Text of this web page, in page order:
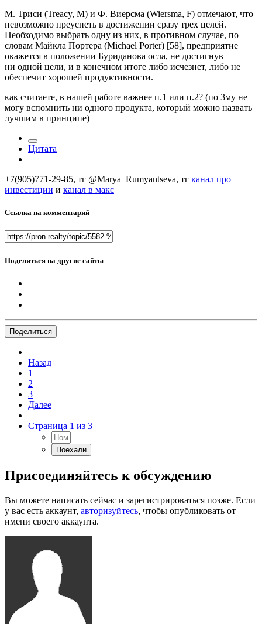
М. Триси (Treacy, M) и Ф. Виерсма (Wiersma, F) отмечают, что
невозможно преуспеть в достижении сразу трех целей.
Необходимо выбрать одну из них, в противном случае, по
словам Майкла Портера (Michael Porter) [58], предприятие
окажется в положении Буриданова осла, не достигнув
ни одной цели, и в конечном итоге либо исчезнет, либо не
обеспечит хорошей продуктивности.
как считаете, в нашей работе важнее п.1 или п.2? (по 3му не
могу вспомнить ни одного продукта, который можно назвать
лучшим в принципе)
Цитата
+7(905)771-29-85, тг @Marya_Rumyantseva, тг канал про
инвестиции и канал в макс
Ссылка на комментарий
Поделиться на другие сайты
Поделиться
Назад
1
2
3
Далее
Страница 1 из 3
Присоединяйтесь к обсуждению
Вы можете написать сейчас и зарегистрироваться позже. Если
у вас есть аккаунт, авторизуйтесь, чтобы опубликовать от
имени своего аккаунта.